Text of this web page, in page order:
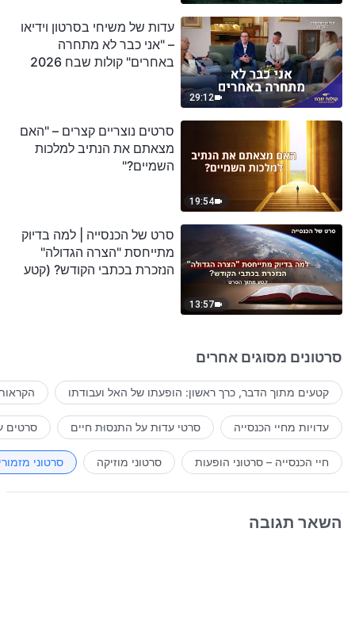
29:12
עדות של משיחי בסרטון וידיאו
– "אני כבר לא מתחרה
באחרים" קולות שבח 2026
19:54
סרטים נוצריים קצרים – "האם
מצאתם את הנתיב למלכות
השמיים?"
13:57
סרט של הכנסייה | למה בדיוק
מתייחסת "הצרה הגדולה"
הנזכרת בכתבי הקודש? (קטע
סרטונים מסוגים אחרים
קטעים מתוך הדבר, כרך ראשון: הופעתו של האל ועבודתו
עדויות מחיי הכנסייה סרטי עדוּת על התנסוּת חיים סרטים
חיי הכנסייה – סרטוני הופעות סרטוני מוזיקה סרטוני
השאר תגובה